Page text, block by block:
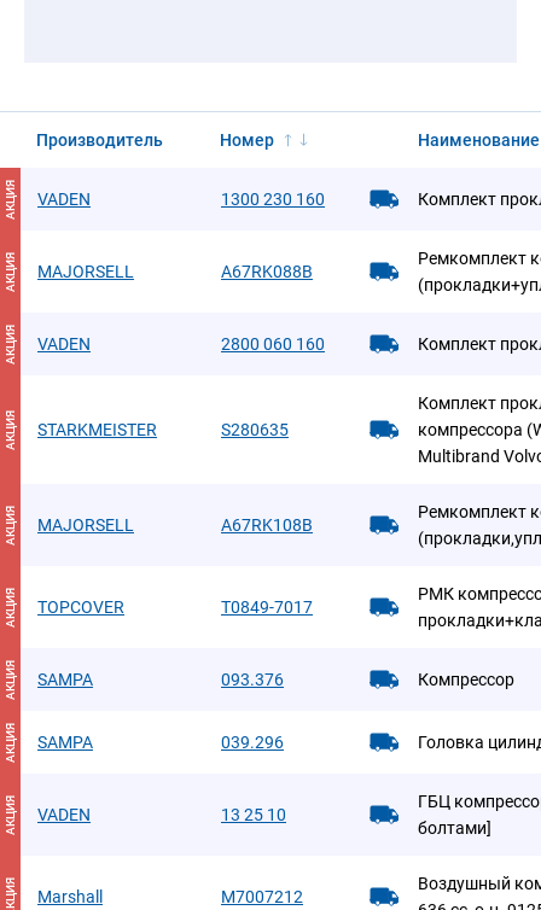
Производитель Номер Наименование
АКЦИЯ VADEN 1300 230 160 Комплект
АКЦИЯ MAJORSELL A67RK088B
Ремкомплект
АКЦИЯ VADEN 2800 060 160 Комплект
АКЦИЯ STARKMEISTER S280635
Комплект
компрессора
Multibrand
АКЦИЯ MAJORSELL A67RK108B
Ремкомплект
АКЦИЯ TOPCOVER T0849-7017
РМК
АКЦИЯ SAMPA 093.376 Компрессор
АКЦИЯ SAMPA 039.296 Головка
АКЦИЯ VADEN 13 25 10
ГБЦ
болтами]
АКЦИЯ Marshall M7007212
Воздушный